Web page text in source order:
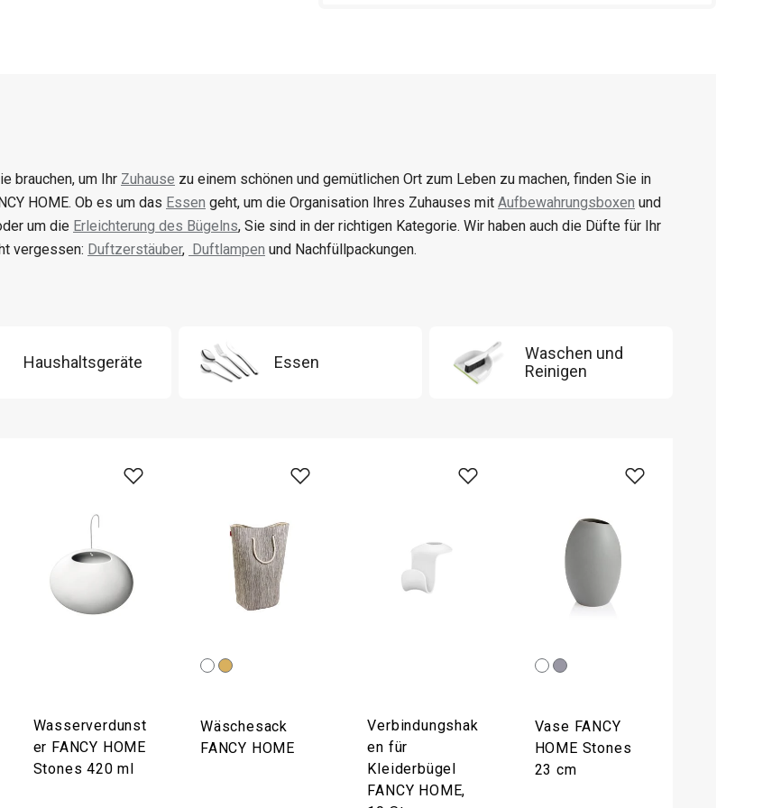
brauchen, um Ihr Zuhause zu einem schönen und gemütlichen Ort zum Leben zu machen, finden Sie in
HOME. Ob es um das Essen geht, um die Organisation Ihres Zuhauses mit Aufbewahrungsboxen und
um die Erleichterung des Bügelns, Sie sind in der richtigen Kategorie. Wir haben auch die Düfte für Ihr
vergessen: Duftzerstäuber, Duftlampen und Nachfüllpackungen.
Haushaltsgeräte Essen
Waschen und
Reinigen
Wasserverdunst
er FANCY HOME
Stones 420 ml
Wäschesack
FANCY HOME
Verbindungshak
en für
Kleiderbügel
FANCY HOME,
Vase FANCY
HOME Stones
23 cm